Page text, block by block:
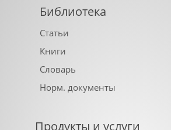
Библиотека
Статьи
Книги
Словарь
Норм. документы
Продукты и услуги